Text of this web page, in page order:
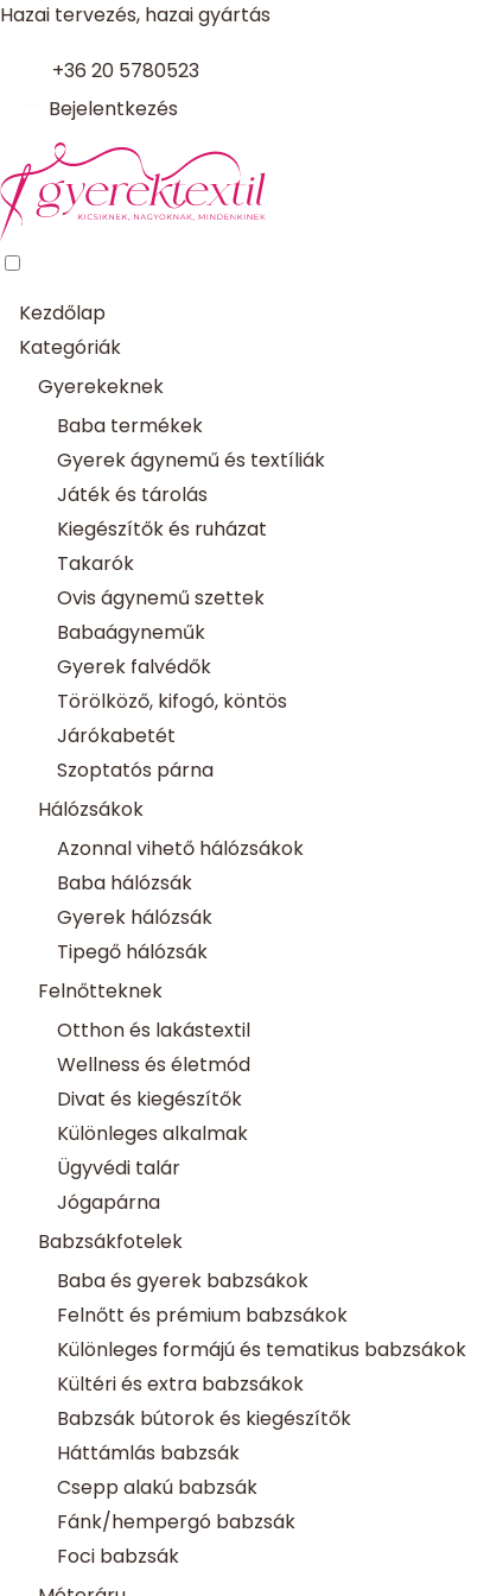
Hazai tervezés, hazai gyártás
+36 20 5780523
Bejelentkezés
Kezdőlap
Kategóriák
Gyerekeknek
Baba termékek
Gyerek ágynemű és textíliák
Játék és tárolás
Kiegészítők és ruházat
Takarók
Ovis ágynemű szettek
Babaágyneműk
Gyerek falvédők
Törölköző, kifogó, köntös
Járókabetét
Szoptatós párna
Hálózsákok
Azonnal vihető hálózsákok
Baba hálózsák
Gyerek hálózsák
Tipegő hálózsák
Felnőtteknek
Otthon és lakástextil
Wellness és életmód
Divat és kiegészítők
Különleges alkalmak
Ügyvédi talár
Jógapárna
Babzsákfotelek
Baba és gyerek babzsákok
Felnőtt és prémium babzsákok
Különleges formájú és tematikus babzsákok
Kültéri és extra babzsákok
Babzsák bútorok és kiegészítők
Háttámlás babzsák
Csepp alakú babzsák
Fánk/hempergó babzsák
Foci babzsák